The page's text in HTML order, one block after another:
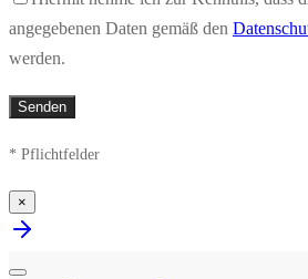
angegebenen Daten gemäß den
werden.
* Pflichtfelder
×